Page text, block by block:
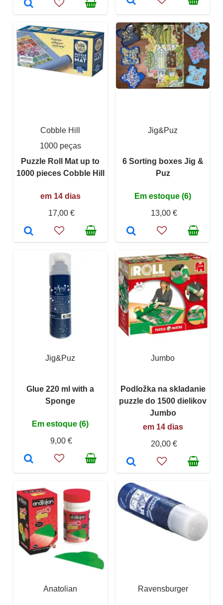
Cobble Hill
1000 peças
Puzzle Roll Mat up to
1000 pieces Cobble Hill
em 14 dias
17,00 €
Jig&Puz
6 Sorting boxes Jig &
Puz
Em estoque (6)
13,00 €
Jig&Puz
Glue 220 ml with a
Sponge
Em estoque (6)
9,00 €
Jumbo
Podložka na skladanie
puzzle do 1500 dielikov
Jumbo
em 14 dias
20,00 €
Anatolian Ravensburger